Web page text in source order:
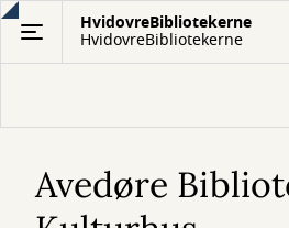
Gå
hovedindhold
HvidovreBibliotekerne
HvidovreBibliotekerne
Avedøre